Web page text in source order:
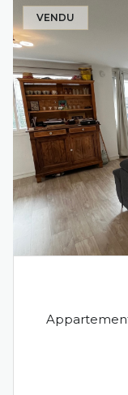
VENDU